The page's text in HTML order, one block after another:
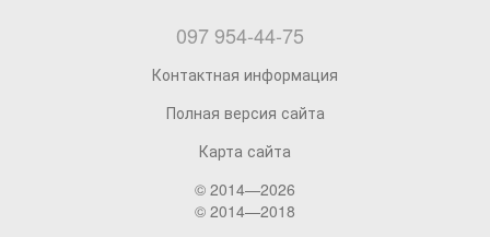
097 954-44-75
Контактная информация
Полная версия сайта
Карта сайта
© 2014—2026
© 2014—2018